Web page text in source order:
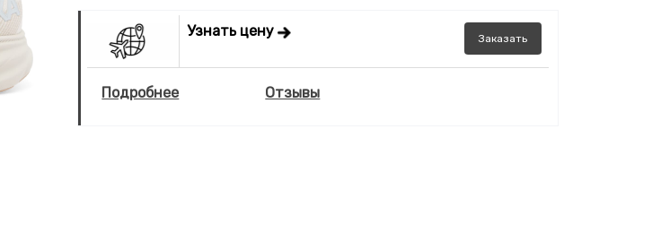
Узнать цену Заказать
Подробнее Отзывы